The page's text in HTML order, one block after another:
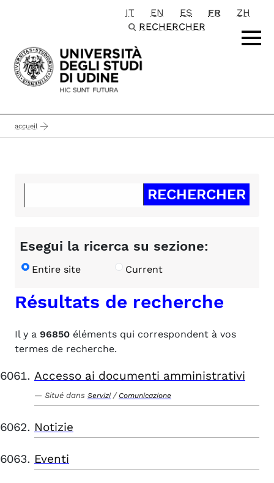
Passa al contenuto principale
IT EN ES FR
ZH
RECHERCHER
accueil
Esegui la ricerca su sezione:
Entire site Current
Résultats de recherche
Il y a 96850 éléments qui correspondent à vos
termes de recherche.
Accesso ai documenti amministrativi
Situé dans Servizi / Comunicazione
Notizie
Eventi